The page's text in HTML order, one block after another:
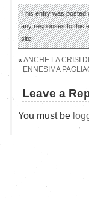
This entry was posted
any responses to this
site.
« ANCHE LA CRISI
ENNESIMA
Leave a
You must be